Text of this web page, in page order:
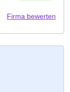
Firma bewerten